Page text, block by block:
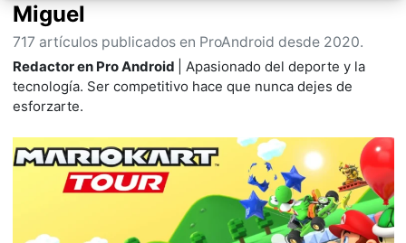
Miguel
717 artículos publicados en ProAndroid desde 2020.
Redactor en Pro Android
| Apasionado del deporte y la
tecnología. Ser competitivo hace que nunca dejes de
esforzarte.